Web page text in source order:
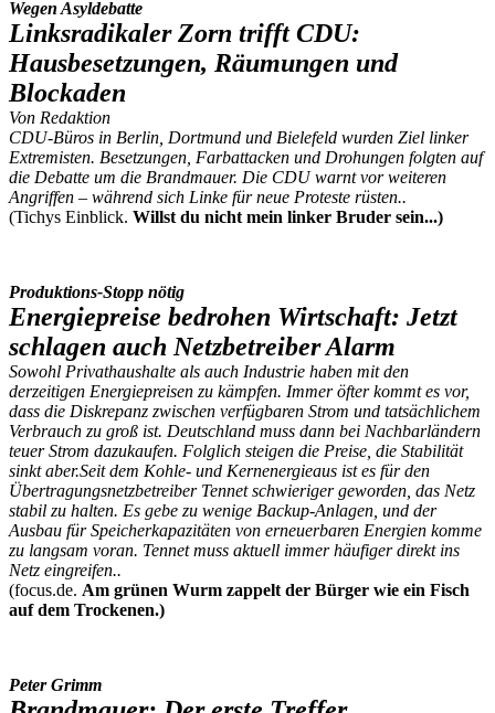
Wegen Asyldebatte
Linksradikaler Zorn trifft CDU:
Hausbesetzungen, Räumungen und
Blockaden
Von Redaktion
CDU-Büros in Berlin, Dortmund und Bielefeld wurden Ziel linker
Extremisten. Besetzungen, Farbattacken und Drohungen folgten auf
die Debatte um die Brandmauer. Die CDU warnt vor weiteren
Angriffen – während sich Linke für neue Proteste rüsten..
(Tichys Einblick. Willst du nicht mein linker Bruder sein...)
Produktions-Stopp nötig
Energiepreise bedrohen Wirtschaft: Jetzt
schlagen auch Netzbetreiber Alarm
Sowohl Privathaushalte als auch Industrie haben mit den
derzeitigen Energiepreisen zu kämpfen. Immer öfter kommt es vor,
dass die Diskrepanz zwischen verfügbaren Strom und tatsächlichem
Verbrauch zu groß ist. Deutschland muss dann bei Nachbarländern
teuer Strom dazukaufen. Folglich steigen die Preise, die Stabilität
sinkt aber.Seit dem Kohle- und Kernenergieaus ist es für den
Übertragungsnetzbetreiber Tennet schwieriger geworden, das Netz
stabil zu halten. Es gebe zu wenige Backup-Anlagen, und der
Ausbau für Speicherkapazitäten von erneuerbaren Energien komme
zu langsam voran. Tennet muss aktuell immer häufiger direkt ins
Netz eingreifen..
(focus.de. Am grünen Wurm zappelt der Bürger wie ein Fisch
auf dem Trockenen.)
Peter Grimm